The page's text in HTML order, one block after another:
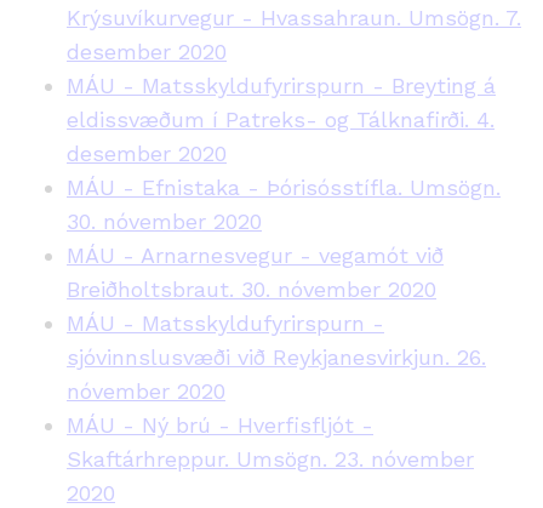
Krýsuvíkurvegur - Hvassahraun. Umsögn. 7.
desember 2020
MÁU - Matsskyldufyrirspurn - Breyting á
eldissvæðum í Patreks- og Tálknafirði. 4.
desember 2020
MÁU - Efnistaka - Þórisósstífla. Umsögn.
30. nóvember 2020
MÁU - Arnarnesvegur - vegamót við
Breiðholtsbraut. 30. nóvember 2020
MÁU - Matsskyldufyrirspurn -
sjóvinnslusvæði við Reykjanesvirkjun. 26.
nóvember 2020
MÁU - Ný brú - Hverfisfljót -
Skaftárhreppur. Umsögn. 23. nóvember
2020